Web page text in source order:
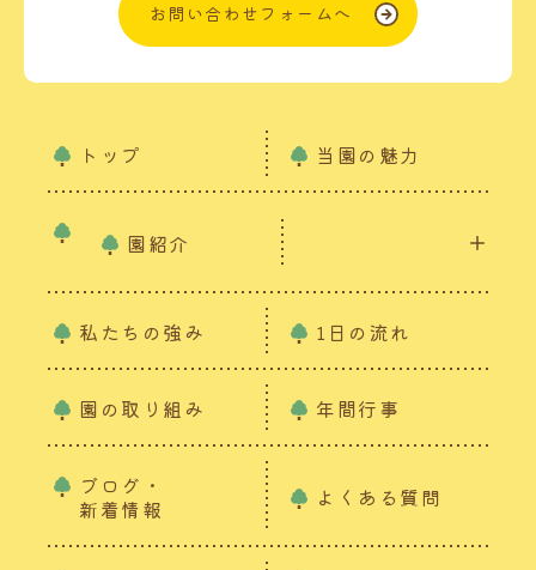
お問い合わせフォームへ
トップ 当園の魅力
園紹介
私たちの強み 1日の流れ
園の取り組み 年間行事
ブログ・
新着情報
よくある質問